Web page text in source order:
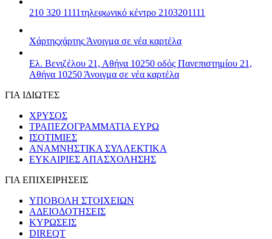
210 320 1111τηλεφωνικό κέντρο 2103201111
Χάρτηςχάρτης Άνοιγμα σε νέα καρτέλα
Ελ. Βενιζέλου 21, Αθήνα 10250 οδός Πανεπιστημίου 21,
Αθήνα 10250 Άνοιγμα σε νέα καρτέλα
ΓΙΑ ΙΔΙΩΤΕΣ
ΧΡΥΣΟΣ
ΤΡΑΠΕΖΟΓΡΑΜΜΑΤΙΑ ΕΥΡΩ
ΙΣΟΤΙΜΙΕΣ
ΑΝΑΜΝΗΣΤΙΚΑ ΣΥΛΛΕΚΤΙΚΑ
ΕΥΚΑΙΡΙΕΣ ΑΠΑΣΧΟΛΗΣΗΣ
ΓΙΑ ΕΠΙΧΕΙΡΗΣΕΙΣ
ΥΠΟΒΟΛΗ ΣΤΟΙΧΕΙΩΝ
ΑΔΕΙΟΔΟΤΗΣΕΙΣ
ΚΥΡΩΣΕΙΣ
DIREQT